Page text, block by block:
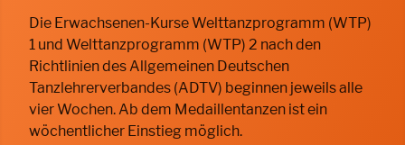
Die Erwachsenen-Kurse Welttanzprogramm (WTP)
1 und Welttanzprogramm (WTP) 2 nach den
Richtlinien des Allgemeinen Deutschen
Tanzlehrerverbandes (ADTV) beginnen jeweils alle
vier Wochen. Ab dem Medaillentanzen ist ein
wöchentlicher Einstieg möglich.